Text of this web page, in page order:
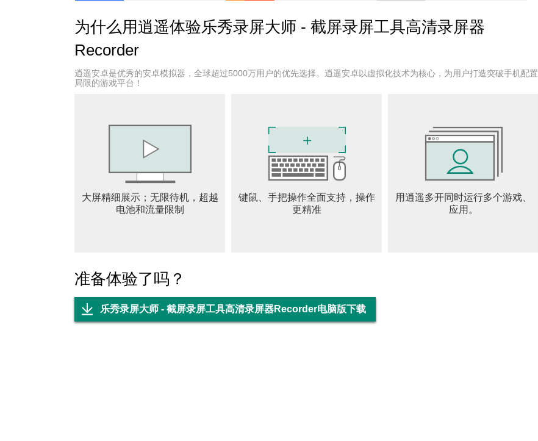
超清画质：多种画质随意转换使用，支持不同清晰度不同码率的视频录制。
画面隐藏：悬浮窗设置，轻松暂停与恢复视频录制，录制视频文件一览无遗，清晰明了。
图片编辑：个性涂鸦、艺术字体、卡通贴纸、旋转、裁剪、马赛克等等，提供齐全的图片编辑工具，随时随
地创作有艺术性的作品，满足您的所有录屏编辑需求。
轻松分享：随时随地录制网课&视频会议，轻松复习，编写会议记录，是居家办公助手。不但可以将录制的
视频作品保存到本地相册，还可以一键发布到短视频平台，与好友共享精彩瞬间。
2、我们尊重权利人的版权。使用本产品录制前，请确认您已经获得权利人的许可或授权；
更多产品详情可关注
为什么用逍遥体验乐秀录屏大师 - 截屏录屏工具高清录屏器
Recorder
逍遥安卓是优秀的安卓模拟器，全球超过5000万用户的优先选择。逍遥安卓以虚拟化技术为核心，为用户打造突破手机配置
局限的游戏平台！
大屏精细展示；无限待机，超越
电池和流量限制
键鼠、手把操作全面支持，操作
更精准
用逍遥多开同时运行多个游戏、
应用。
准备体验了吗？
乐秀录屏大师 - 截屏录屏工具高清录屏器Recorder电脑版下载